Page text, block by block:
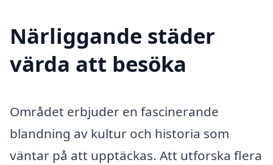
Närliggande städer
värda att besöka
Området erbjuder en fascinerande
blandning av kultur och historia som
väntar på att upptäckas. Att utforska flera